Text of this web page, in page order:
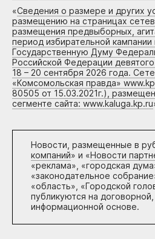
«Сведения о размере и других
размещению на страницах
размещения предвыборных,
период избирательной
Государственную Думу
Российской Федерации
18 – 20 сентября 2026 года.
«Комсомольская правда»
80505 от 15.03.2021г.),
сегменте сайта: www.kaluga.kp.ru
Новости, размещенные в
компаний» и «Новости
«реклама», «городская
«законодательное
«область», «Городской
публикуются на
информационной основе.